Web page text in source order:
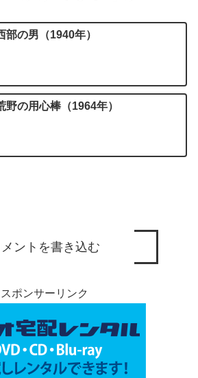
部の男（1940年）
野の用心棒（1964年）
メントを書き込む
スポンサーリンク